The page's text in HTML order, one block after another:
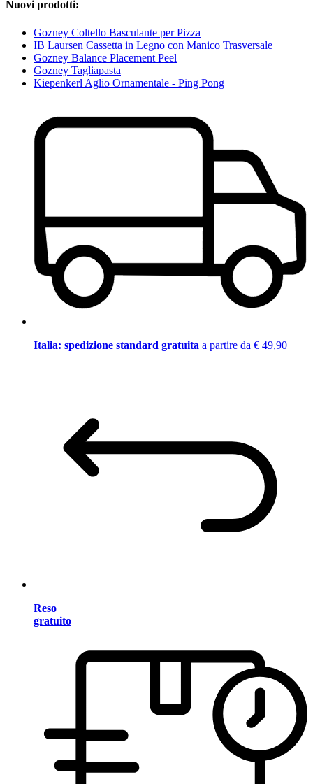
Nuovi prodotti:
Gozney Coltello Basculante per Pizza
IB Laursen Cassetta in Legno con Manico Trasversale
Gozney Balance Placement Peel
Gozney Tagliapasta
Kiepenkerl Aglio Ornamentale - Ping Pong
Italia: spedizione standard gratuita a partire da € 49,90
Reso
gratuito